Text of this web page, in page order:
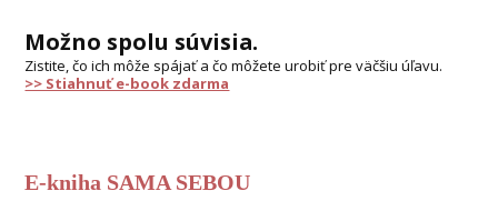
Možno spolu súvisia.
Zistite, čo ich môže spájať a čo môžete urobiť pre väčšiu úľavu.
>> Stiahnuť e-book zdarma
E-kniha SAMA SEBOU